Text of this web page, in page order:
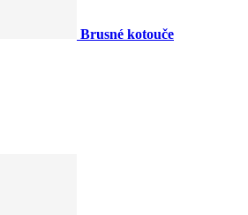
Brusné kotouče